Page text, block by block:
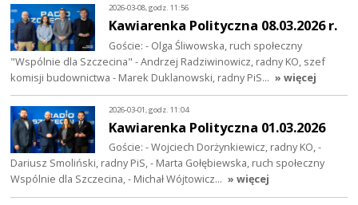
2026-03-08, godz. 11:56
Kawiarenka Polityczna 08.03.2026 r.
Goście: - Olga Śliwowska, ruch społeczny
"Wspólnie dla Szczecina" - Andrzej Radziwinowicz, radny KO, szef
komisji budownictwa - Marek Duklanowski, radny PiS… » więcej
2026-03-01, godz. 11:04
Kawiarenka Polityczna 01.03.2026
Goście: - Wojciech Dorżynkiewicz, radny KO, -
Dariusz Smoliński, radny PiS, - Marta Gołębiewska, ruch społeczny
Wspólnie dla Szczecina, - Michał Wójtowicz… » więcej